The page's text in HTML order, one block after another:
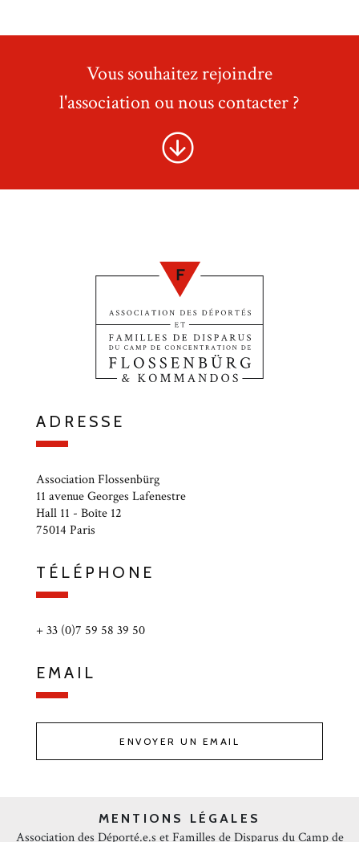
Vous souhaitez rejoindre
l'association ou nous contacter ?
ADRESSE
Association Flossenbürg
11 avenue Georges Lafenestre
Hall 11 - Boîte 12
75014 Paris
TÉLÉPHONE
+ 33 (0)7 59 58 39 50
EMAIL
ENVOYER UN EMAIL
MENTIONS LÉGALES
Association des Déporté.e.s et Familles de Disparus du Camp de